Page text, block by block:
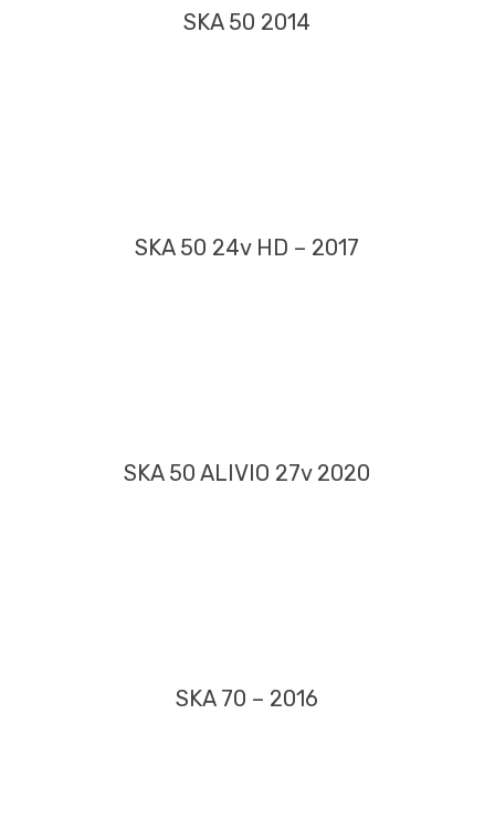
SKA 50 2014
SKA 50 24v HD – 2017
SKA 50 ALIVIO 27v 2020
SKA 70 – 2016